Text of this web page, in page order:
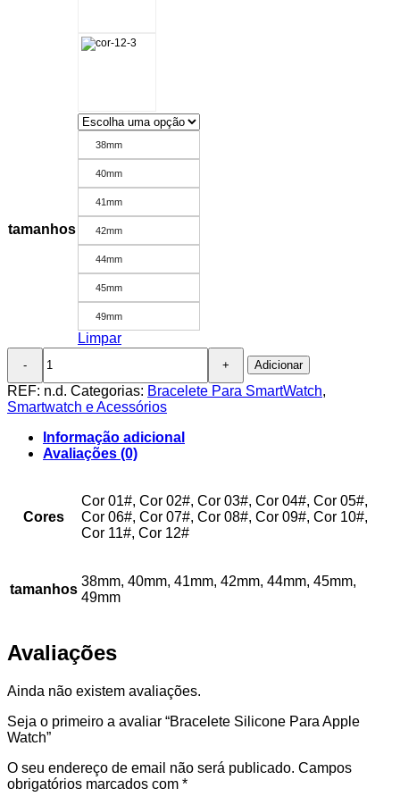
tamanhos
38mm
40mm
41mm
42mm
44mm
45mm
49mm
Limpar
Quantidade
Bracelete
Silicone
Para
Apple
Watch
Adicionar
REF: n.d. Categorias: Bracelete Para SmartWatch,
Smartwatch e Acessórios
Informação adicional
Avaliações (0)
Cores
Cor 01#, Cor 02#, Cor 03#, Cor 04#, Cor 05#,
Cor 06#, Cor 07#, Cor 08#, Cor 09#, Cor 10#,
Cor 11#, Cor 12#
tamanhos
38mm, 40mm, 41mm, 42mm, 44mm, 45mm,
49mm
Avaliações
Ainda não existem avaliações.
Seja o primeiro a avaliar “Bracelete Silicone Para Apple
Watch”
O seu endereço de email não será publicado. Campos
obrigatórios marcados com *